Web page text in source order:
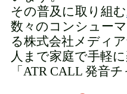
その普及に取り組む
数々のコンシュー
る株式会社メディ
人まで家庭で手軽
「ATR CALL 発音